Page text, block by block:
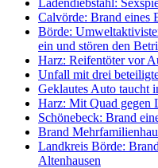
Calvörde: Brand eines
Börde:
ein und stören den
Harz: Reifentöter vor
Unfall mit drei
Geklautes Auto taucht
Harz: Mit Quad gegen
Schönebeck: Brand
Brand
Landkreis Börde:
Altenhausen